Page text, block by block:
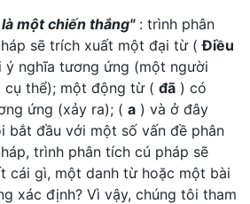
một chiến thắng": trình phân
sẽ trích xuất một đại từ (Điều
ý nghĩa tương ứng (một người
cụ thể); một động từ ( đã ) có
ứng (xảy ra); ( a ) và ở đây
bắt đầu với một số vấn đề phân
trình phân tích cú pháp sẽ
cái gì, một danh từ hoặc một bài
xác định? Vì vậy, chúng tôi tham